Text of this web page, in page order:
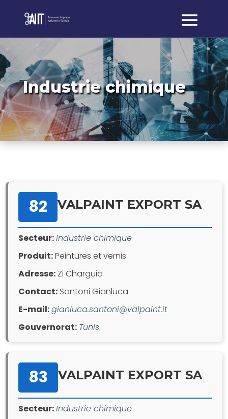
Industrie chimique
82 VALPAINT EXPORT SA
Secteur:Industrie chimique
Produit:Peintures et vernis
Adresse: Zi Charguia
Contact: Santoni Gianluca
E-mail:gianluca.santoni@valpaint.it
Gouvernorat: Tunis
83 VALPAINT EXPORT SA
Secteur:Industrie chimique